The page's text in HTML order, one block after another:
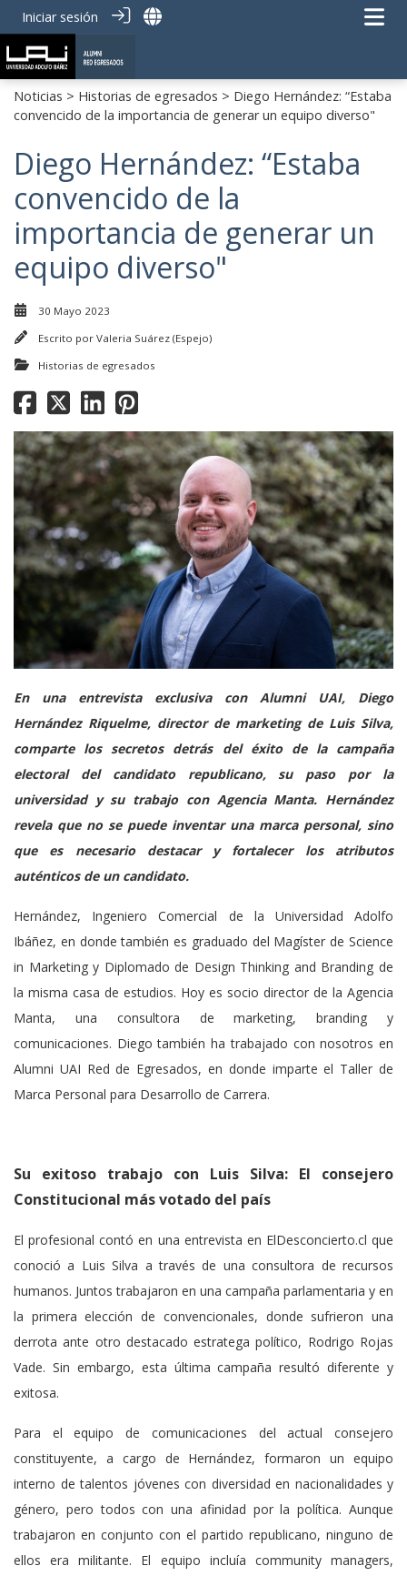
Iniciar sesión
Noticias > Historias de egresados > Diego Hernández: “Estaba
convencido de la importancia de generar un equipo diverso"
Diego Hernández: “Estaba
convencido de la
importancia de generar un
equipo diverso"
30 Mayo 2023
Escrito por Valeria Suárez (Espejo)
Historias de egresados
En una entrevista exclusiva con Alumni UAI, Diego
Hernández Riquelme, director de marketing de Luis Silva,
comparte los secretos detrás del éxito de la campaña
electoral del candidato republicano, su paso por la
universidad y su trabajo con Agencia Manta. Hernández
revela que no se puede inventar una marca personal, sino
que es necesario destacar y fortalecer los atributos
auténticos de un candidato.
Hernández, Ingeniero Comercial de la Universidad Adolfo
Ibáñez, en donde también es graduado del Magíster de Science
in Marketing y Diplomado de Design Thinking and Branding de
la misma casa de estudios. Hoy es socio director de la Agencia
Manta, una consultora de marketing, branding y
comunicaciones. Diego también ha trabajado con nosotros en
Alumni UAI Red de Egresados, en donde imparte el Taller de
Marca Personal para Desarrollo de Carrera.
Su exitoso trabajo con Luis Silva: El consejero
Constitucional más votado del país
El profesional contó en una entrevista en ElDesconcierto.cl que
conoció a Luis Silva a través de una consultora de recursos
humanos. Juntos trabajaron en una campaña parlamentaria y en
la primera elección de convencionales, donde sufrieron una
derrota ante otro destacado estratega político, Rodrigo Rojas
Vade. Sin embargo, esta última campaña resultó diferente y
exitosa.
Para el equipo de comunicaciones del actual consejero
constituyente, a cargo de Hernández, formaron un equipo
interno de talentos jóvenes con diversidad en nacionalidades y
género, pero todos con una afinidad por la política. Aunque
trabajaron en conjunto con el partido republicano, ninguno de
ellos era militante. El equipo incluía community managers,